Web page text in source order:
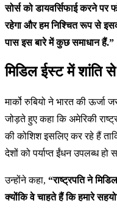
सोर्स को डायवर्सिफाई करने
रहेगा और हम निश्चित रूप से
पास इस बारे में कुछ समाधान हैं.”
मिडिल ईस्ट में शांति
मार्को रुबियो ने भारत की ऊर्जा
जोड़ते हुए कहा कि अमेरिकी
की कोशिश इसलिए कर रहे हैं
देशों को पर्याप्त ईंधन उपलब्ध हो
उन्होंने कहा, “राष्ट्रपति ने
क्योंकि वे चाहते हैं कि हमारे